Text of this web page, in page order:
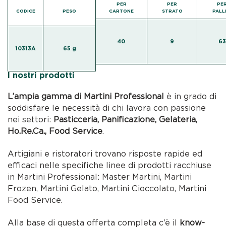
CODICE PESO
10313A 65 g
PER
CARTONE
PER
STRATO
40 9 63
I nostri prodotti
L’ampia gamma di Martini Professional è in grado di
soddisfare le necessità di chi lavora con passione
nei settori: Pasticceria, Panificazione, Gelateria,
Ho.Re.Ca., Food Service.
Artigiani e ristoratori trovano risposte rapide ed
efficaci nelle specifiche linee di prodotti racchiuse
in Martini Professional: Master Martini, Martini
Frozen, Martini Gelato, Martini Cioccolato, Martini
Food Service.
Alla base di questa offerta completa c’è il know-